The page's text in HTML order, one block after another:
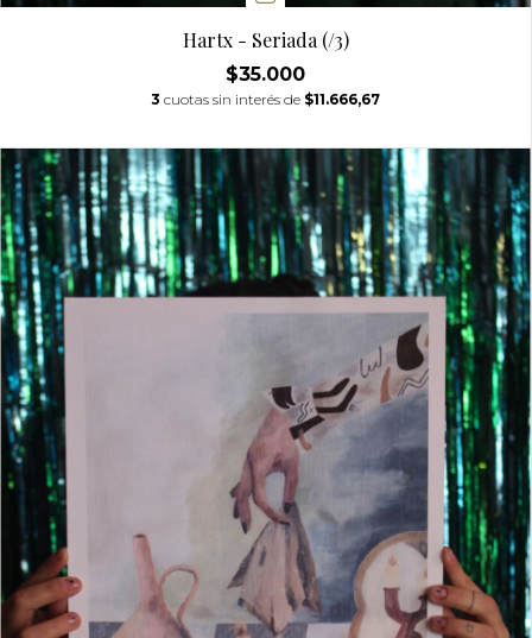
Hartx - Seriada (/3)
$35.000
3 cuotas sin interés de $11.666,67